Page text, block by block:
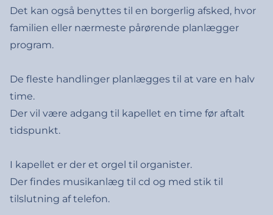
Det kan også benyttes til en borgerlig afsked, hvor
familien eller nærmeste pårørende planlægger
program.
De fleste handlinger planlægges til at vare en halv
time.
Der vil være adgang til kapellet en time før aftalt
tidspunkt.
I kapellet er der et orgel til organister.
Der findes musikanlæg til cd og med stik til
tilslutning af telefon.